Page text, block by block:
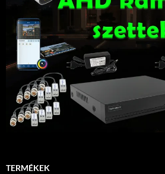
TERMÉKEK